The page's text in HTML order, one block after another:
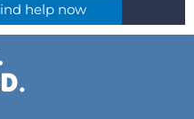
help now